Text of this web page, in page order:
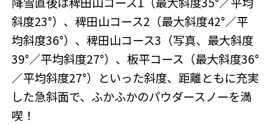
斜度23°）、稗田山コース2（最大斜度42°／平
均斜度36°）、稗田山コース3（写真、最大斜度
39°／平均斜度27°）、板平コース（最大斜度36°
／平均斜度27°）といった斜度、距離ともに充実
した急斜面で、ふかふかのパウダースノーを満
喫！